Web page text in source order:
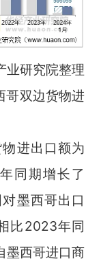
业研究院整理
双边货物进
进出口额为
同期增长了
墨西哥出口
比2023年同
墨西哥进口商